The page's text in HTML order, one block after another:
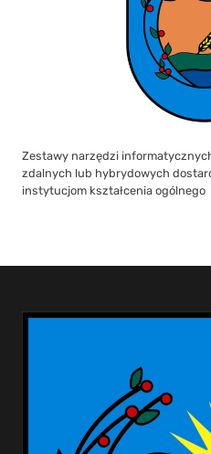
Zestawy narzędzi
zdalnych lub hybrydowych
instytucjom kształcenia ogólnego